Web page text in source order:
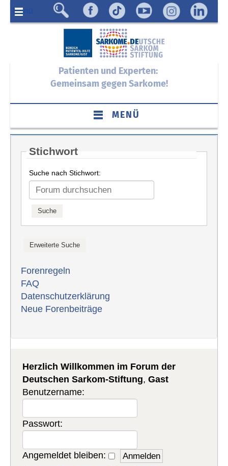
Menü
Patienten und Experten:
Gemeinsam gegen Sarkome!
MENÜ
Stichwort
Suche nach Stichwort:
Forenregeln
FAQ
Datenschutzerklärung
Neue Forenbeiträge
Herzlich Willkommen im Forum der
Deutschen Sarkom-Stiftung,Gast
Benutzername:
Passwort:
Angemeldet bleiben: